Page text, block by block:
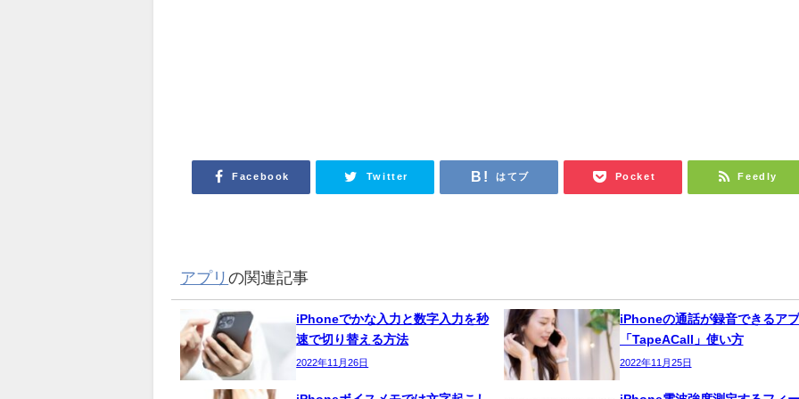
Facebook Twitter はてブ Pocket Feedly
アプリの関連記事
iPhoneでかな入力と数字入力を秒
速で切り替える方法
2022年11月26日
iPhoneの通話が録音できるア
「TapeACall」使い方
2022年11月25日